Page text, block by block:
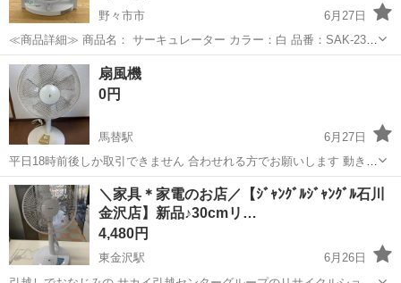
野々市市
6月27日
≪商品詳細≫ 商品名： サーキュレーター カラー：白 品番：SAK-230
【商品番号】:99240000023921 ≪お願い≫ ・クリーニング済みです。
・中古品の為取り切れない汚れ、傷などがご...
石川 野々市市 季節、空調家電
扇風機
0円
馬替駅
6月27日
平日18時前後しか取引できません 合わせれる方でお願いします 動きま
したがカバー歪んでます 現状渡し
石川 金沢市 馬替駅 季節、空調家電
＼家具＊家電のお店／【ｼﾞｬﾝｸﾞﾙｼﾞｬﾝｸﾞﾙ石川
金沢店】新品♪30cmリ…
4,480円
東金沢駅
6月26日